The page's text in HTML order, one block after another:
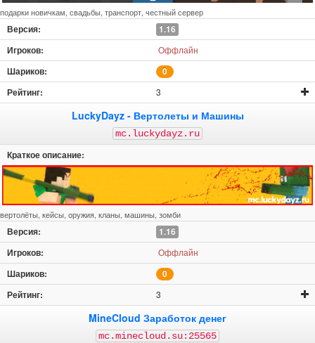
подарки новичкам, свадьбы, транспорт, честный сервер
1.16
Оффлайн
0
3
LuckyDayz - Вертолеты и Машины
mc.luckydayz.ru
вертолёты, кейсы, оружия, кланы, машины, зомби
1.16
Оффлайн
0
3
MineCloud Заработок денег
mc.minecloud.su:25565